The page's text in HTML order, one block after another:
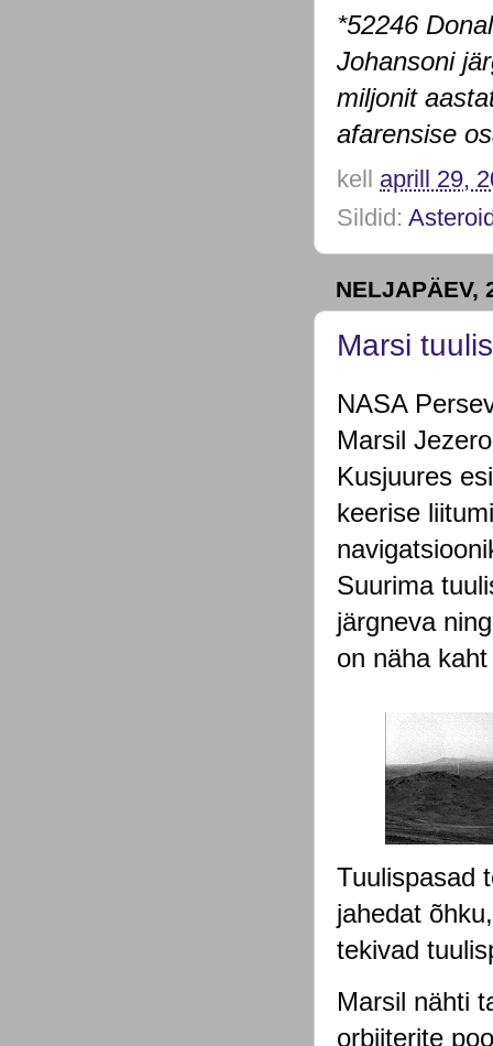
*52246
Johansoni
miljonit
afarensise
kell aprill 29,
Sildid:
NELJAPÄEV,
Marsi
NASA
Marsil
Kusjuures
keerise
Suurima
järgneva
on näha
Tuulispasad
jahedat
tekivad
Marsil nähti
orbiiterite